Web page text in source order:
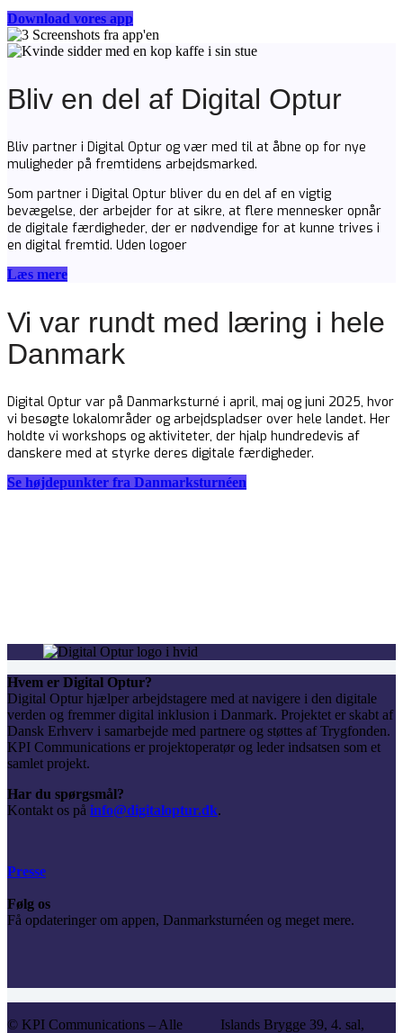
Download vores app
Bliv en del af Digital Optur
Bliv partner i Digital Optur og vær med til at åbne op for nye
muligheder på fremtidens arbejdsmarked.
Som partner i Digital Optur bliver du en del af en vigtig
bevægelse, der arbejder for at sikre, at flere mennesker opnår
de digitale færdigheder, der er nødvendige for at kunne trives i
en digital fremtid. Uden logoer
Læs mere
Vi var rundt med læring i hele
Danmark
Digital Optur var på Danmarksturné i april, maj og juni 2025, hvor
vi besøgte lokalområder og arbejdspladser over hele landet. Her
holdte vi workshops og aktiviteter, der hjalp hundredevis af
danskere med at styrke deres digitale færdigheder.
Se højdepunkter fra Danmarksturnéen
Hvem er Digital Optur?
Digital Optur hjælper arbejdstagere med at navigere i den digitale
verden og fremmer digital inklusion i Danmark. Projektet er skabt af
Dansk Erhverv i samarbejde med partnere og støttes af Trygfonden.
KPI Communications er projektoperatør og leder indsatsen som et
samlet projekt.
Har du spørgsmål?
Kontakt os på info@digitaloptur.dk.
Presse
Følg os
Få opdateringer om appen, Danmarksturnéen og meget mere.
© KPI Communications – Alle Islands Brygge 39, 4. sal,